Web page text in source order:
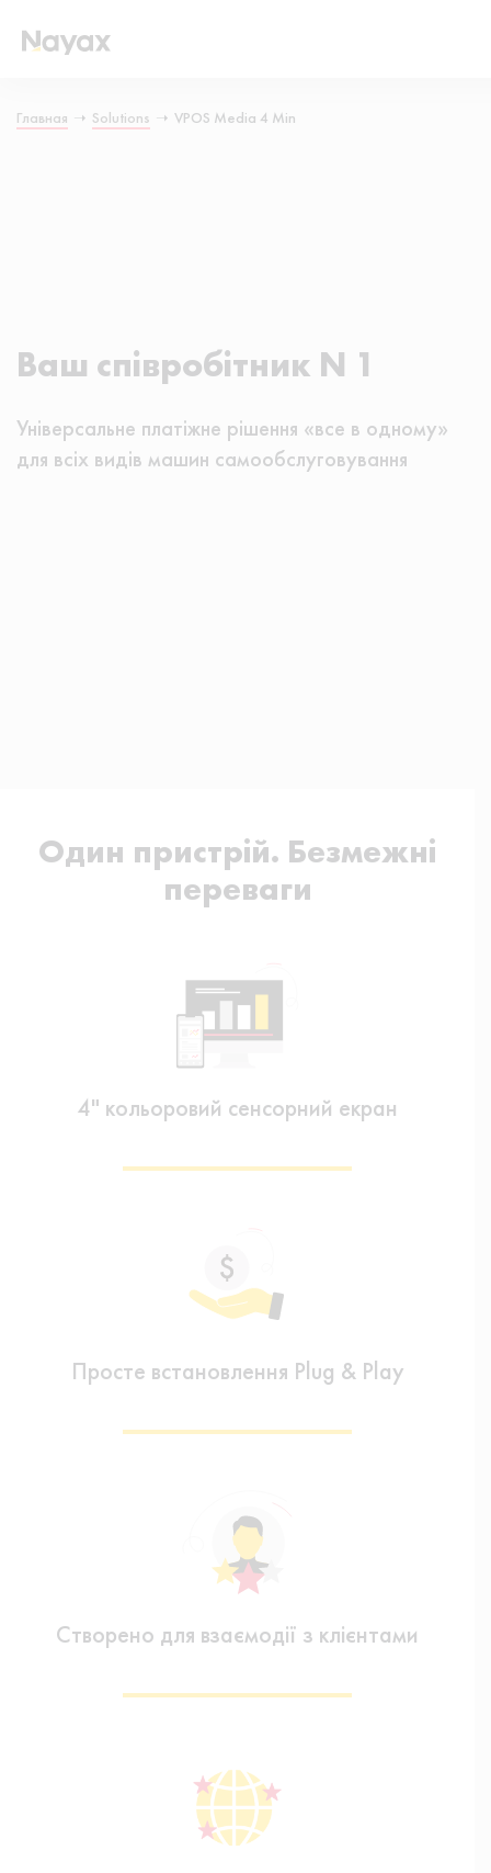
Главная ➝ Solutions ➝ VPOS Media 4 Min
Ваш співробітник N 1
Універсальне платіжне рішення «все в одному»
для всіх видів машин самообслуговування
Один пристрій. Безмежні
переваги
4" кольоровий сенсорний екран
Просте встановлення Plug & Play
Створено для взаємодії з клієнтами